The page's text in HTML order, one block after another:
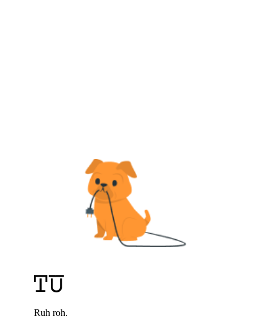
Ruh roh.